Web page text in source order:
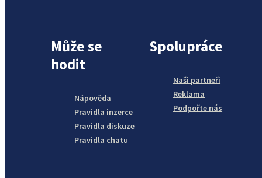
Může se
hodit
Nápověda
Pravidla inzerce
Pravidla diskuze
Pravidla chatu
Spolupráce
Naši partneři
Reklama
Podpořte nás